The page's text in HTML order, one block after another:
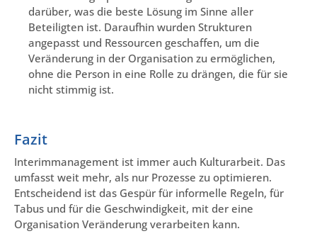
darüber, was die beste Lösung im Sinne aller
Beteiligten ist. Daraufhin wurden Strukturen
angepasst und Ressourcen geschaffen, um die
Veränderung in der Organisation zu ermöglichen,
ohne die Person in eine Rolle zu drängen, die für sie
nicht stimmig ist.
Fazit
Interimmanagement ist immer auch Kulturarbeit. Das
umfasst weit mehr, als nur Prozesse zu optimieren.
Entscheidend ist das Gespür für informelle Regeln, für
Tabus und für die Geschwindigkeit, mit der eine
Organisation Veränderung verarbeiten kann.